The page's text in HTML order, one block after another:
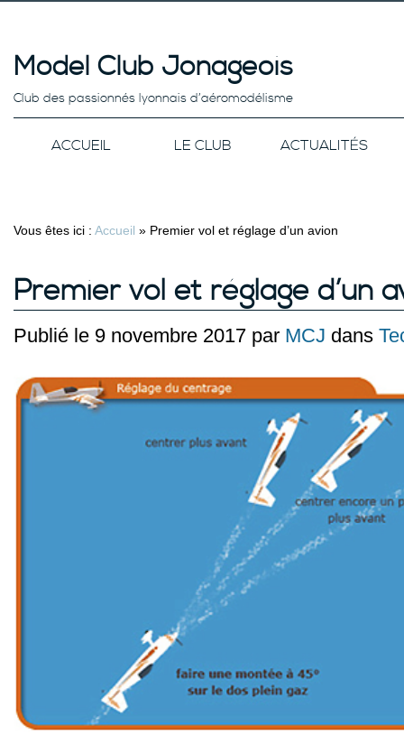
Model Club Jonageois
Club des passionnés lyonnais d’aéromodélisme
ACCUEIL LE CLUB ACTUALITÉS
Vous êtes ici : Accueil » Premier vol et réglage d’un avion
Premier vol et réglage d’un
Publié le 9 novembre 2017 par MCJ dans